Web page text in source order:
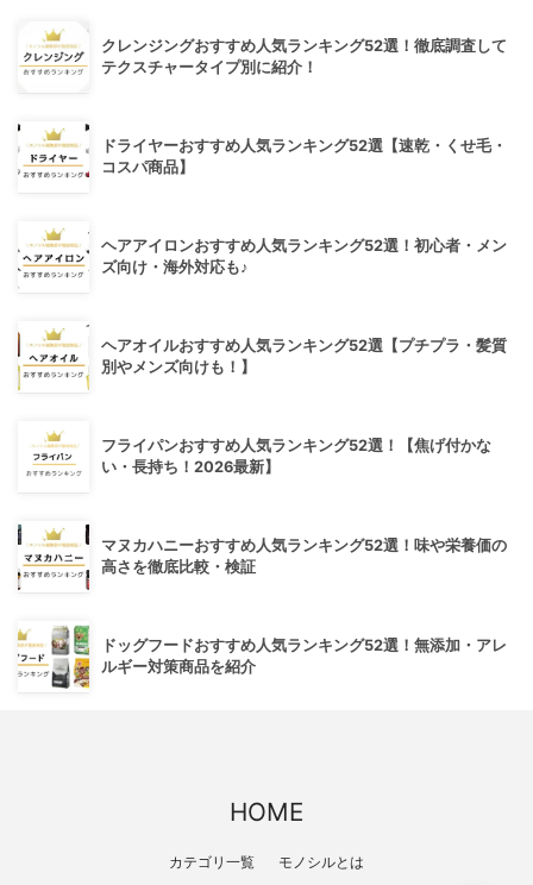
クレンジングおすすめ人気ランキング52選！徹底調査して
テクスチャータイプ別に紹介！
ドライヤーおすすめ人気ランキング52選【速乾・くせ毛・
コスパ商品】
ヘアアイロンおすすめ人気ランキング52選！初心者・メン
ズ向け・海外対応も♪
ヘアオイルおすすめ人気ランキング52選【プチプラ・髪質
別やメンズ向けも！】
フライパンおすすめ人気ランキング52選！【焦げ付かな
い・長持ち！2026最新】
マヌカハニーおすすめ人気ランキング52選！味や栄養価の
高さを徹底比較・検証
ドッグフードおすすめ人気ランキング52選！無添加・アレ
ルギー対策商品を紹介
HOME
カテゴリ一覧 モノシルとは